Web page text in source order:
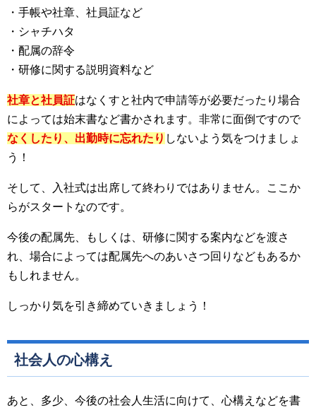
・手帳や社章、社員証など
・シャチハタ
・配属の辞令
・研修に関する説明資料など
社章と社員証はなくすと社内で申請等が必要だったり場合
によっては始末書など書かされます。非常に面倒ですので
なくしたり、出勤時に忘れたり しないよう気をつけましょ
う！
そして、入社式は出席して終わりではありません。ここか
らがスタートなのです。
今後の配属先、もしくは、研修に関する案内などを渡さ
れ、場合によっては配属先へのあいさつ回りなどもあるか
もしれません。
しっかり気を引き締めていきましょう！
社会人の心構え
あと、多少、今後の社会人生活に向けて、心構えなどを書